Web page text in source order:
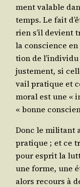
ment valable
temps. Le fait
rien s’il devient
la conscience
tion de l’in­di­vi­du
jus­te­ment, si
vail pra­tique et
moral est une «
« bonne
Donc le mili­tant
pra­tique ; et ce
pour esprit la
une forme, une
alors recours à